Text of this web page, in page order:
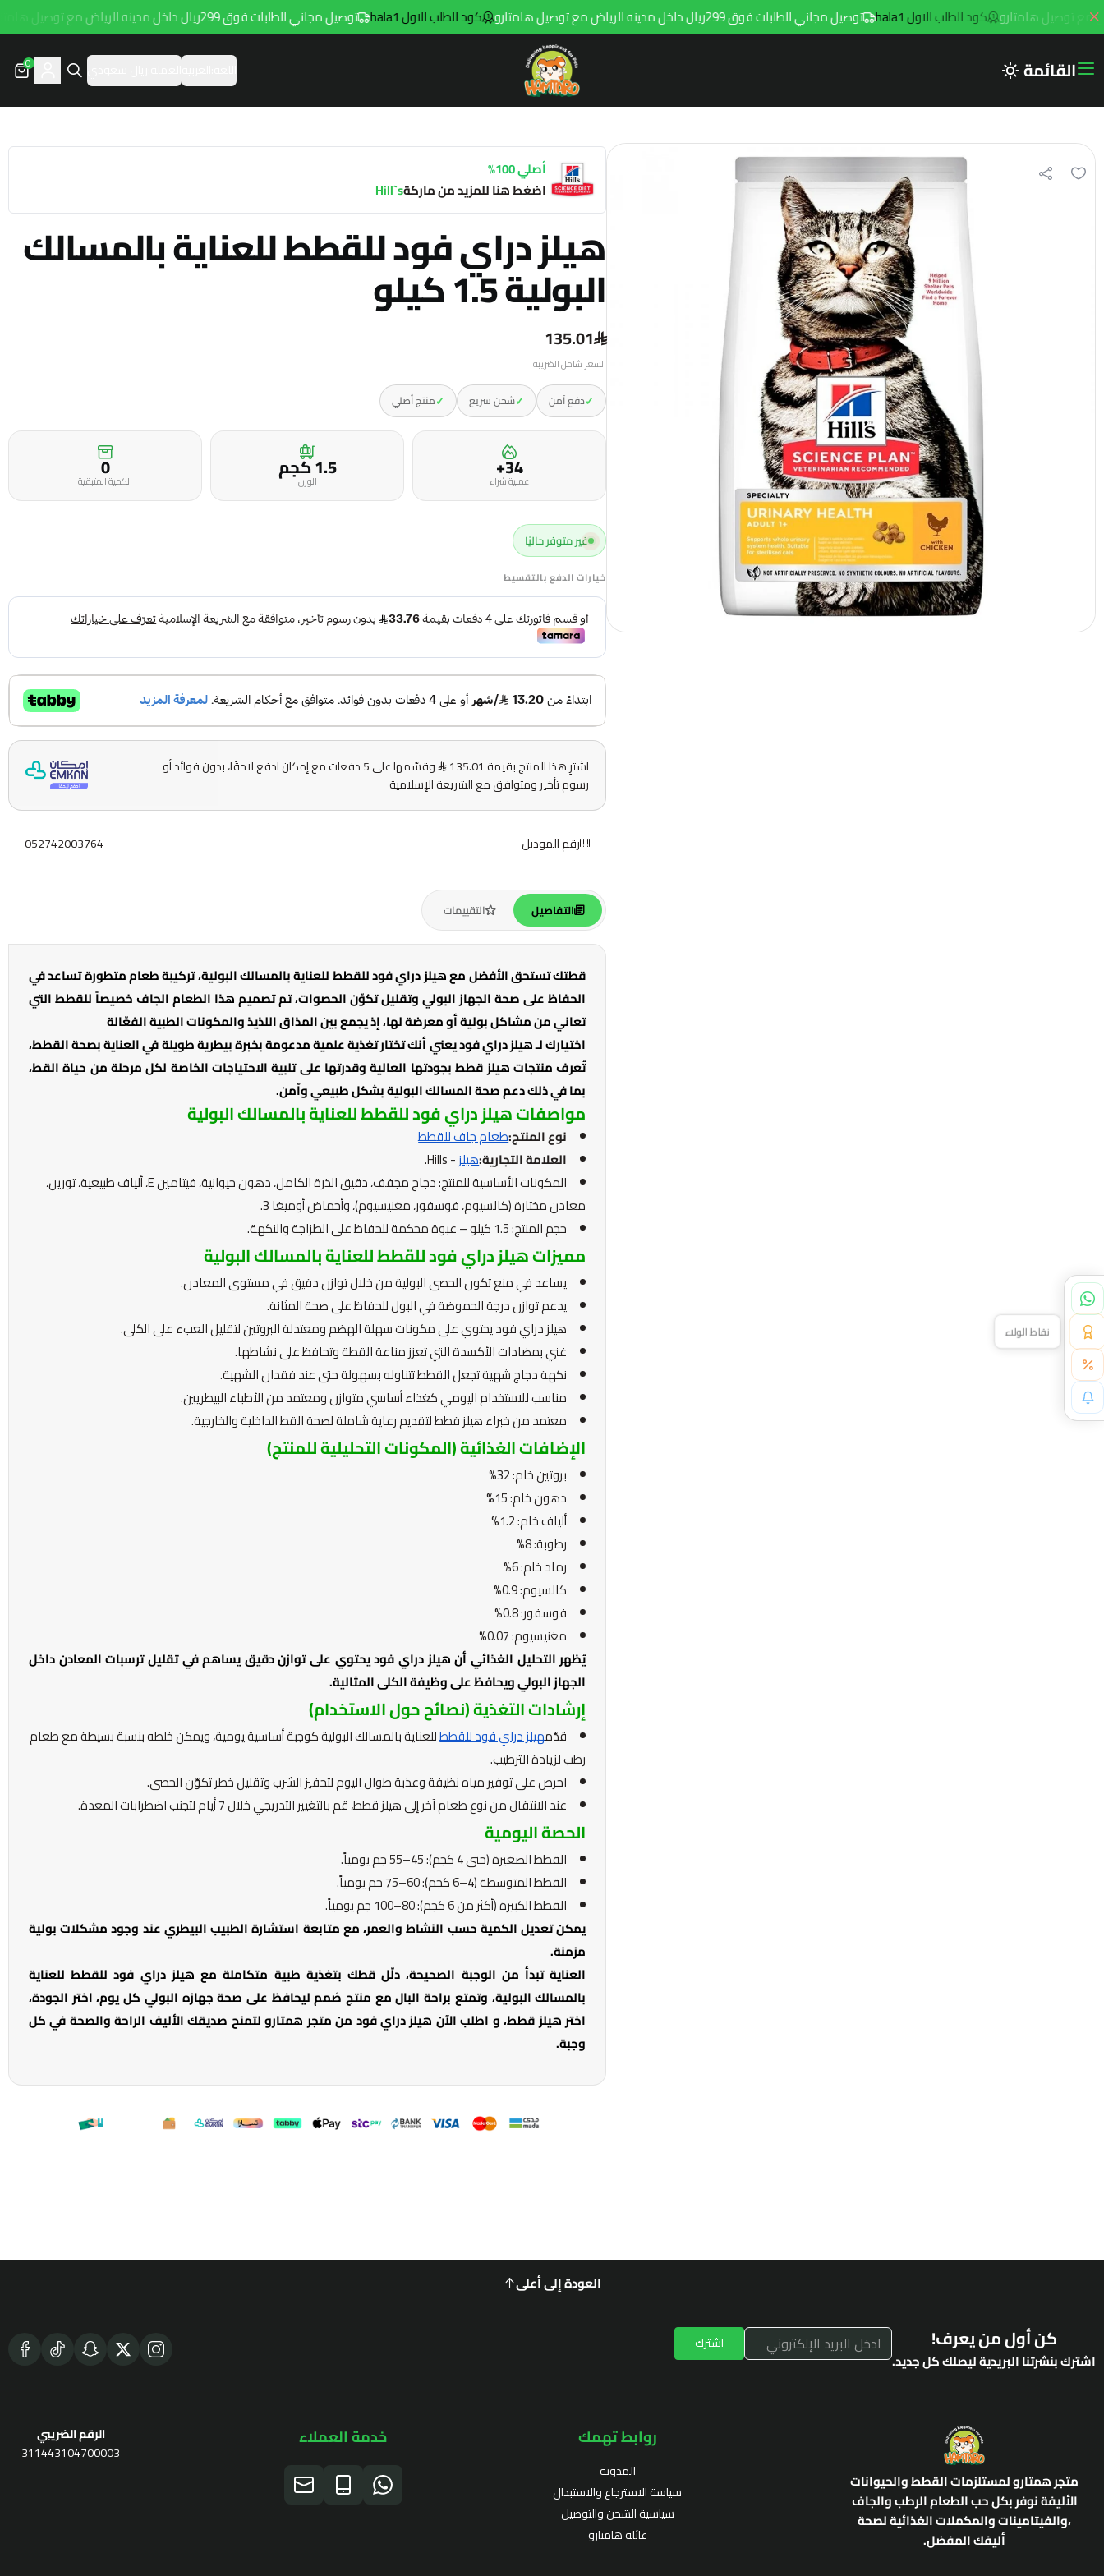
كود الطلب الاول hala1 توصيل مجاني للطلبات فوق 299ريال داخل مدينه الرياض مع توصيل هامتارو كود الطلب الاول hala1 توصيل مجاني للطلبات فوق 299ريال داخل مدينه الرياض مع توصيل هامتارو
القائمة Hamtaro
0
أصلي 100%
اضغط هنا للمزيد من ماركةHill`s
هيلز دراي فود للقطط للعناية بالمسالك
البولية 1.5 كيلو
135.01
السعر شامل الضريبه
✓دفع آمن ✓شحن سريع ✓منتج أصلي
34+
عملية شراء 1.5 كجمالوزن 0
الكمية المتبقية
غير متوفر حاليًا
خيارات الدفع بالتقسيط
اشترِ هذا المنتج بقيمة 135.01
وقسّمها على 5 دفعات مع إمكان ادفع لاحقًا، بدون فوائد أو
رسوم تأخير ومتوافق مع الشريعة الإسلامية
رقم الموديل 052742003764
التفاصيل التقييمات
قطتك تستحق الأفضل مع هيلز دراي فود للقطط للعناية بالمسالك البولية، تركيبة طعام متطورة تساعد في
الحفاظ على صحة الجهاز البولي وتقليل تكوّن الحصوات، تم تصميم هذا الطعام الجاف خصيصاً للقطط التي
تعاني من مشاكل بولية أو معرضة لها، إذ يجمع بين المذاق اللذيذ والمكونات الطبية الفعّالة
اختيارك لـ هيلز دراي فود يعني أنك تختار تغذية علمية مدعومة بخبرة بيطرية طويلة في العناية بصحة القطط،
تُعرف منتجات هيلز قطط بجودتها العالية وقدرتها على تلبية الاحتياجات الخاصة لكل مرحلة من حياة القط،
بما في ذلك دعم صحة المسالك البولية بشكل طبيعي وآمن.
مواصفات هيلز دراي فود للقطط للعناية بالمسالك البولية
نوع المنتج:طعام جاف للقطط
العلامة التجارية:هيلز- Hills.
المكونات الأساسية للمنتج: دجاج مجفف، دقيق الذرة الكامل، دهون حيوانية، فيتامين E، ألياف طبيعية، تورين،
معادن مختارة (كالسيوم، فوسفور، مغنيسيوم)، وأحماض أوميغا 3.
حجم المنتج: 1.5 كيلو – عبوة محكمة للحفاظ على الطزاجة والنكهة.
مميزات هيلز دراي فود للقطط للعناية بالمسالك البولية
يساعد في منع تكون الحصى البولية من خلال توازن دقيق في مستوى المعادن.
يدعم توازن درجة الحموضة في البول للحفاظ على صحة المثانة.
هيلز دراي فود يحتوي على مكونات سهلة الهضم ومعتدلة البروتين لتقليل العبء على الكلى.
غني بمضادات الأكسدة التي تعزز مناعة القطة وتحافظ على نشاطها.
نكهة دجاج شهية تجعل القطط تتناوله بسهولة حتى عند فقدان الشهية.
مناسب للاستخدام اليومي كغذاء أساسي متوازن ومعتمد من الأطباء البيطريين.
معتمد من خبراء هيلز قطط لتقديم رعاية شاملة لصحة القط الداخلية والخارجية.
الإضافات الغذائية (المكونات التحليلية للمنتج)
بروتين خام: 32%
دهون خام: 15%
ألياف خام: 1.2%
رطوبة: 8%
رماد خام: 6%
كالسيوم: 0.9%
فوسفور: 0.8%
مغنيسيوم: 0.07%
يُظهر التحليل الغذائي أن هيلز دراي فود يحتوي على توازن دقيق يساهم في تقليل ترسبات المعادن داخل
الجهاز البولي ويحافظ على وظيفة الكلى المثالية.
إرشادات التغذية (نصائح حول الاستخدام)
قدّمهيلز دراي فود للقططللعناية بالمسالك البولية كوجبة أساسية يومية، ويمكن خلطه بنسبة بسيطة مع طعام
رطب لزيادة الترطيب.
احرص على توفير مياه نظيفة وعذبة طوال اليوم لتحفيز الشرب وتقليل خطر تكوّن الحصى.
عند الانتقال من نوع طعام آخر إلى هيلز قطط، قم بالتغيير التدريجي خلال 7 أيام لتجنب اضطرابات المعدة.
الحصة اليومية
القطط الصغيرة (حتى 4 كجم): 45–55 جم يومياً.
القطط المتوسطة (4–6 كجم): 60–75 جم يومياً.
القطط الكبيرة (أكثر من 6 كجم): 80–100 جم يومياً.
يمكن تعديل الكمية حسب النشاط والعمر، مع متابعة استشارة الطبيب البيطري عند وجود مشكلات بولية
مزمنة.
العناية تبدأ من الوجبة الصحيحة، دلّل قطك بتغذية طبية متكاملة مع هيلز دراي فود للقطط للعناية
بالمسالك البولية، وتمتع براحة البال مع منتج صُمم ليحافظ على صحة جهازه البولي كل يوم، اختر الجودة،
اختر هيلز قطط، و اطلب الآن هيلز دراي فود من متجر همتارو لتمنح صديقك الأليف الراحة والصحة في كل
وجبة.
العودة إلى أعلى
كن أول من يعرف!
اشترك بنشرتنا البريدية ليصلك كل جديد.
اشترك
متجر همتارو لمستلزمات القطط والحيوانات
الأليفة نوفر بكل حب الطعام الرطب والجاف
،والفيتامينات والمكملات الغذائية لصحة
أليفك المفضل.
روابط تهمك
المدونة
سياسة الاسترجاع والاستبدال
سياسية الشحن والتوصيل
عائلة هامتارو
خدمة العملاء
الرقم الضريبي
311443104700003